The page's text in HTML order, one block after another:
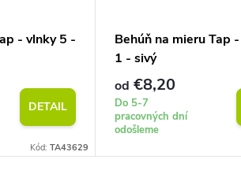
- vlnky 5 -
DETAIL
Kód: TA43629
Behúň na mieru Tap
1 - sivý
od €8,20
Do 5-7
pracovných dní
odošleme